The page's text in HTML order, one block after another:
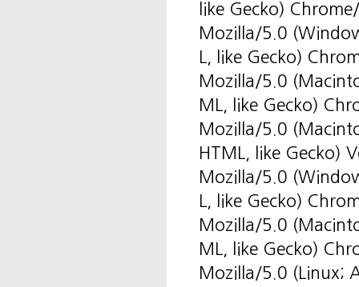
like Gecko)
Mozilla/5.0
L, like Gecko)
Mozilla/5.0
ML, like Gecko)
Mozilla/5.0
HTML, like Gecko)
Mozilla/5.0
L, like Gecko)
Mozilla/5.0
ML, like Gecko)
Mozilla/5.0 (Linux;